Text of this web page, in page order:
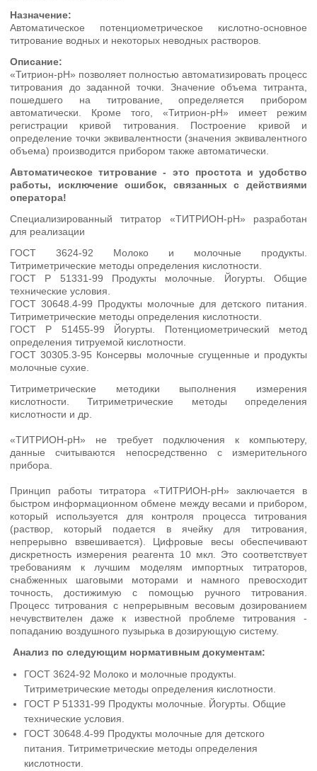
Назначение:
Автоматическое потенциометрическое кислотно-основное
титрование водных и некоторых неводных растворов.
Описание:
«Титрион-рН» позволяет полностью автоматизировать процесс
титрования до заданной точки. Значение объема титранта,
пошедшего на титрование, определяется прибором
автоматически. Кроме того, «Титрион-рН» имеет режим
регистрации кривой титрования. Построение кривой и
определение точки эквивалентности (значения эквивалентного
объема) производится прибором также автоматически.
Автоматическое титрование - это простота и удобство
работы, исключение ошибок, связанных с действиями
оператора!
Специализированный титратор «ТИТРИОН-pH» разработан
для реализации
ГОСТ 3624-92 Молоко и молочные продукты.
Титриметрические методы определения кислотности.
ГОСТ Р 51331-99 Продукты молочные. Йогурты. Общие
технические условия.
ГОСТ 30648.4-99 Продукты молочные для детского питания.
Титриметрические методы определения кислотности.
ГОСТ Р 51455-99 Йогурты. Потенциометрический метод
определения титруемой кислотности.
ГОСТ 30305.3-95 Консервы молочные сгущенные и продукты
молочные сухие.
Титриметрические методики выполнения измерения
кислотности. Титриметрические методы определения
кислотности и др.
«ТИТРИОН-pH» не требует подключения к компьютеру,
данные считываются непосредственно с измерительного
прибора.
Принцип работы титратора «ТИТРИОН-pH» заключается в
быстром информационном обмене между весами и прибором,
который используется для контроля процесса титрования
(раствор, который подается в ячейку для титрования,
непрерывно взвешивается). Цифровые весы обеспечивают
дискретность измерения реагента 10 мкл. Это соответствует
требованиям к лучшим моделям импортных титраторов,
снабженных шаговыми моторами и намного превосходит
точность, достижимую с помощью ручного титрования.
Процесс титрования с непрерывным весовым дозированием
нечувствителен даже к известной проблеме титрования -
попаданию воздушного пузырька в дозирующую систему.
Анализ по следующим нормативным документам:
ГОСТ 3624-92 Молоко и молочные продукты.
Титриметрические методы определения кислотности.
ГОСТ Р 51331-99 Продукты молочные. Йогурты. Общие
технические условия.
ГОСТ 30648.4-99 Продукты молочные для детского
питания. Титриметрические методы определения
кислотности.